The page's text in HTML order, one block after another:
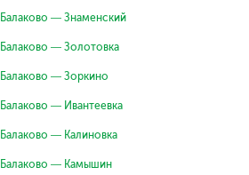
Балаково — Знаменский
Балаково — Золотовка
Балаково — Зоркино
Балаково — Ивантеевка
Балаково — Калиновка
Балаково — Камышин